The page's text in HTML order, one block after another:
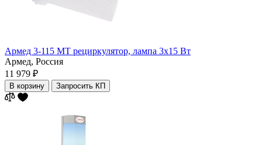
Армед 3-115 МТ рециркулятор, лампа 3х15 Вт
Армед, Россия
11 979 ₽
В корзину Запросить КП